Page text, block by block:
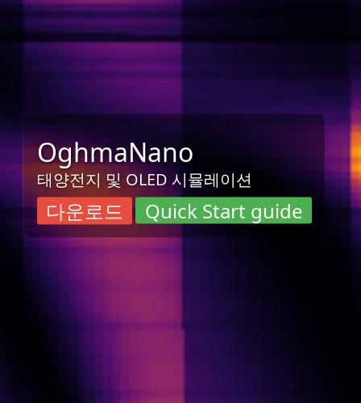
OghmaNano
태양전지 및 OLED 시뮬레이션
다운로드 Quick Start guide